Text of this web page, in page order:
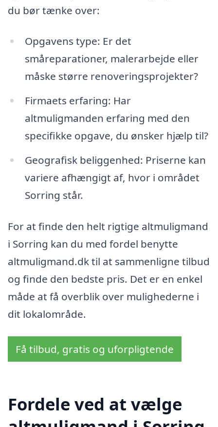
du bør tænke over:
Opgavens type: Er det
småreparationer, malerarbejde eller
måske større renoveringsprojekter?
Firmaets erfaring: Har
altmuligmanden erfaring med den
specifikke opgave, du ønsker hjælp til?
Geografisk beliggenhed: Priserne kan
variere afhængigt af, hvor i området
Sorring står.
For at finde den helt rigtige altmuligmand
i Sorring kan du med fordel benytte
altmuligmand.dk til at sammenligne tilbud
og finde den bedste pris. Det er en enkel
måde at få overblik over mulighederne i
dit lokalområde.
Få tilbud, gratis og uforpligtende
Fordele ved at vælge